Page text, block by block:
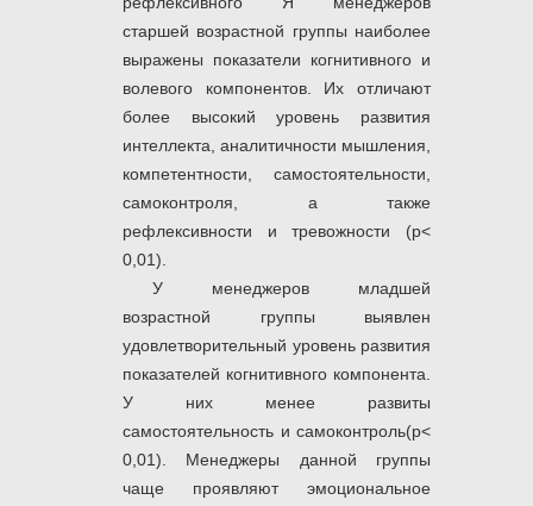
старшей возрастной группы наиболее
выражены показатели когнитивного и
волевого компонентов. Их отличают
более высокий уровень развития
интеллекта, аналитичности мышления,
компетентности, самостоятельности,
самоконтроля, а также
рефлексивности и тревожности (р<
0,01).
У менеджеров младшей
возрастной группы выявлен
удовлетворительный уровень развития
показателей когнитивного компонента.
У них менее развиты
самостоятельность и самоконтроль(р<
0,01). Менеджеры данной группы
чаще проявляют эмоциональное